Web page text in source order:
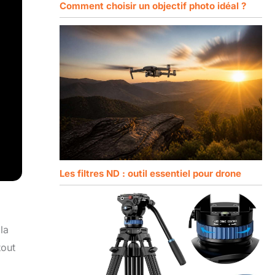
Comment choisir un objectif photo idéal ?
Les filtres ND : outil essentiel pour drone